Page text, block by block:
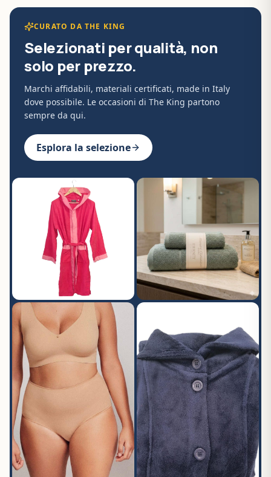
CURATO DA THE KING
Selezionati per qualità, non
solo per prezzo.
Marchi affidabili, materiali certificati, made in Italy
dove possibile. Le occasioni di The King partono
sempre da qui.
Esplora la selezione